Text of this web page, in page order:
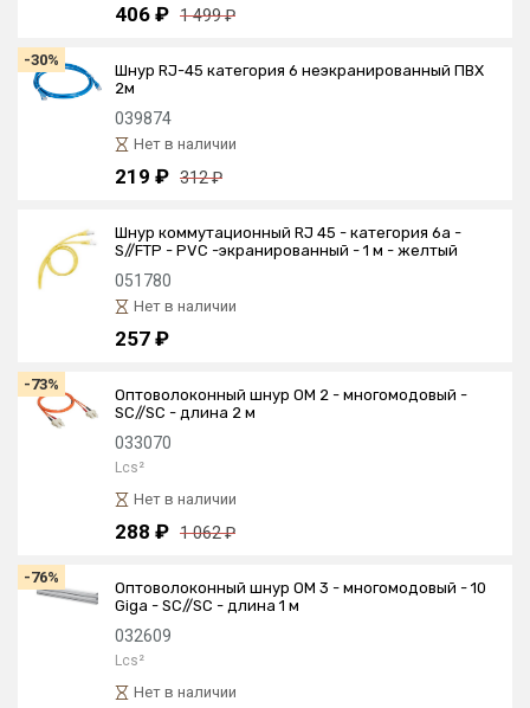
406 ₽ 1 499 ₽
-30%
Шнур RJ-45 категория 6 неэкранированный ПВХ
2м
039874
Нет в наличии
219 ₽ 312 ₽
Шнур коммутационный RJ 45 - категория 6a -
S//FTP - PVC -экранированный - 1 м - желтый
051780
Нет в наличии
257 ₽
-73%
Оптоволоконный шнур OM 2 - многомодовый -
SС//SС - длина 2 м
033070
Lcs²
Нет в наличии
288 ₽ 1 062 ₽
-76%
Оптоволоконный шнур OM 3 - многомодовый - 10
Giga - SC//SC - длина 1 м
032609
Lcs²
Нет в наличии